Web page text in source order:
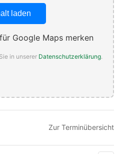
laden
Google Maps merken
in unserer Datenschutzerklärung.
Zur Terminübersicht